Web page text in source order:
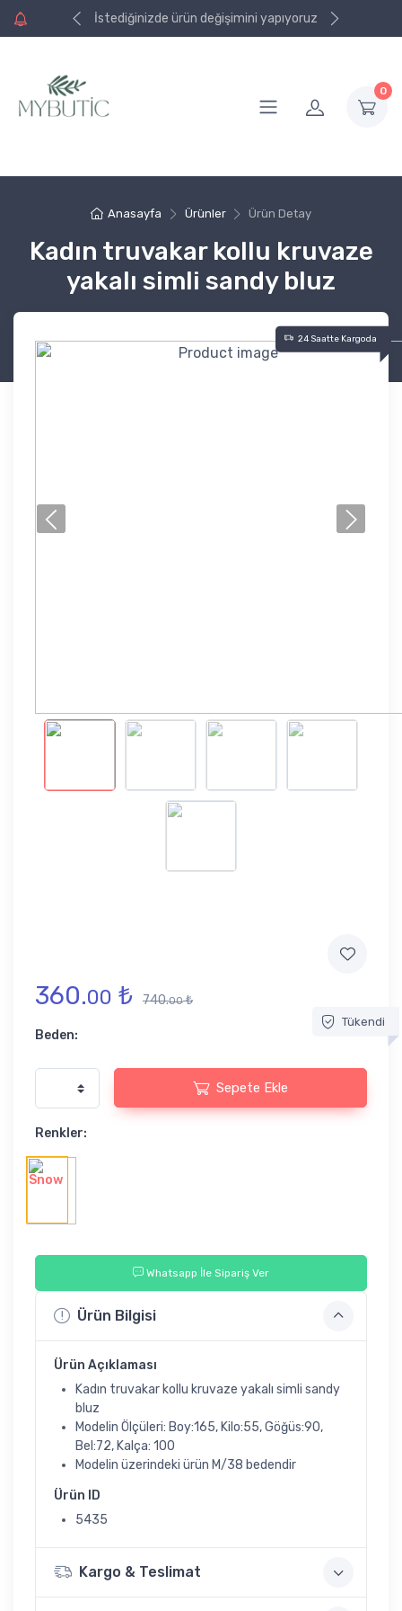
kargo İstediğinizde ürün değişimini yapıyoruz
kargo
0
Anasayfa Ürünler Ürün Detay
Kadın truvakar kollu kruvaze
yakalı simli sandy bluz
24 Saatte Kargoda
360.00 ₺ 740.00₺
Tükendi
Beden:
Sepete Ekle
Renkler:
Whatsapp İle Sipariş Ver
Ürün Bilgisi
Ürün Açıklaması
Kadın truvakar kollu kruvaze yakalı simli sandy
bluz
Modelin Ölçüleri: Boy:165, Kilo:55, Göğüs:90,
Bel:72, Kalça: 100
Modelin üzerindeki ürün M/38 bedendir
Ürün ID
5435
Kargo & Teslimat